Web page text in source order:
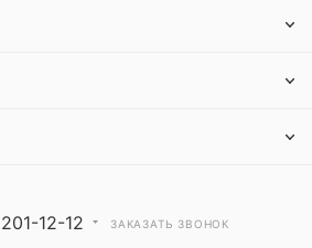
12-12 ЗАКАЗАТЬ ЗВОНОК